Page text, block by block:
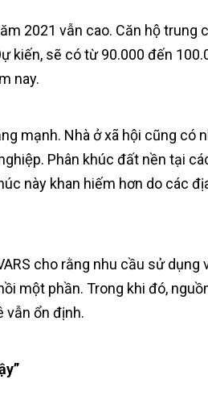
2021 vẫn cao. Căn hộ trung
kiến, sẽ có từ 90.000 đến
nay.
mạnh. Nhà ở xã hội cũng có
Phân khúc đất nền tại
này khan hiếm hơn do các
cho rằng nhu cầu sử dụng
một phần. Trong khi đó,
vẫn ổn định.